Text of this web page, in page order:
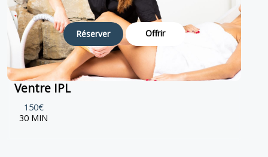
Réserver Offrir
Ventre IPL
150€
30 MIN